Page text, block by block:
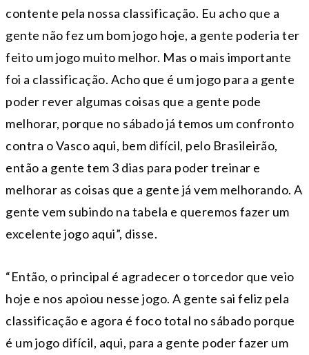
contente pela nossa classificação. Eu acho que a
gente não fez um bom jogo hoje, a gente poderia ter
feito um jogo muito melhor. Mas o mais importante
foi a classificação. Acho que é um jogo para a gente
poder rever algumas coisas que a gente pode
melhorar, porque no sábado já temos um confronto
contra o Vasco aqui, bem difícil, pelo Brasileirão,
então a gente tem 3 dias para poder treinar e
melhorar as coisas que a gente já vem melhorando. A
gente vem subindo na tabela e queremos fazer um
excelente jogo aqui”, disse.
“Então, o principal é agradecer o torcedor que veio
hoje e nos apoiou nesse jogo. A gente sai feliz pela
classificação e agora é foco total no sábado porque
é um jogo difícil, aqui, para a gente poder fazer um